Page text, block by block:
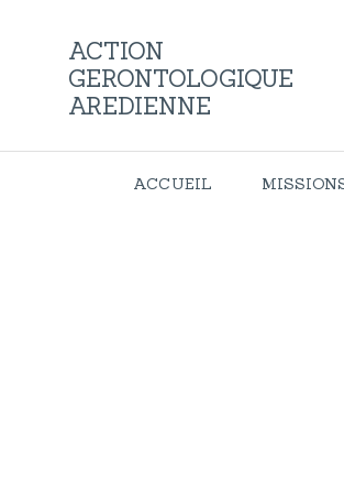
ACTION
GERONTOLOGIQUE
AREDIENNE
ACCUEIL